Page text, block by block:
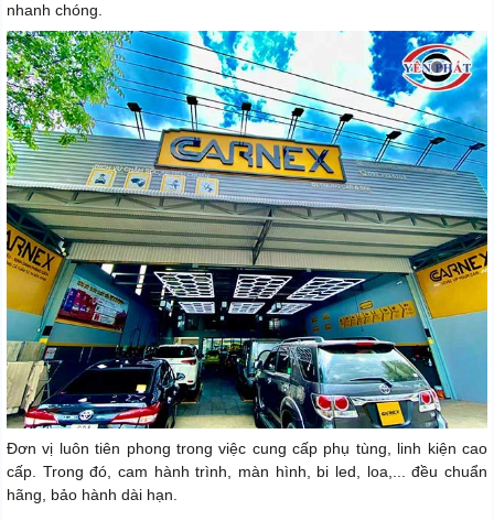
nhanh chóng.
Đơn vị luôn tiên phong trong việc cung cấp phụ tùng, linh kiện cao
cấp. Trong đó, cam hành trình, màn hình, bi led, loa,... đều chuẩn
hãng, bảo hành dài hạn.